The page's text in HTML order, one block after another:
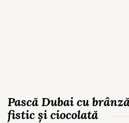
Pască Dubai cu
fistic și ciocolată